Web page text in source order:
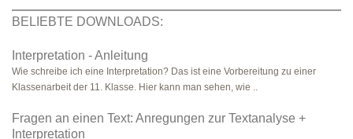
BELIEBTE DOWNLOADS:
Interpretation - Anleitung
Wie schreibe ich eine Interpretation? Das ist eine Vorbereitung zu einer
Klassenarbeit der 11. Klasse. Hier kann man sehen, wie ..
Fragen an einen Text: Anregungen zur Textanalyse +
Interpretation